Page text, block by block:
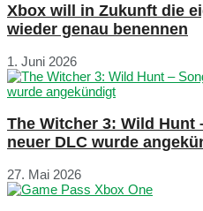
Xbox will in Zukunft die
wieder genau benennen
1. Juni 2026
The Witcher 3: Wild Hunt
neuer DLC wurde
27. Mai 2026